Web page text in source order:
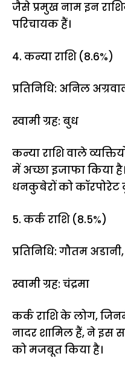
जैसे प्रमुख नाम इन
परिचायक हैं।
4. कन्या राशि (8.6%)
प्रतिनिधि: अनिल
स्वामी ग्रह: बुध
कन्या राशि वाले
में अच्छा इजाफा किया
धनकुबेरों को कॉरपोरेट
5. कर्क राशि (8.5%)
प्रतिनिधि: गौतम
स्वामी ग्रह: चंद्रमा
कर्क राशि के लोग,
नादर शामिल हैं, ने इस
को मजबूत किया है।